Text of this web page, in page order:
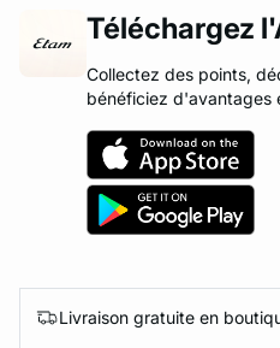
Téléchargez
Collectez des points,
bénéficiez d'avantages
Livraison gratuite en